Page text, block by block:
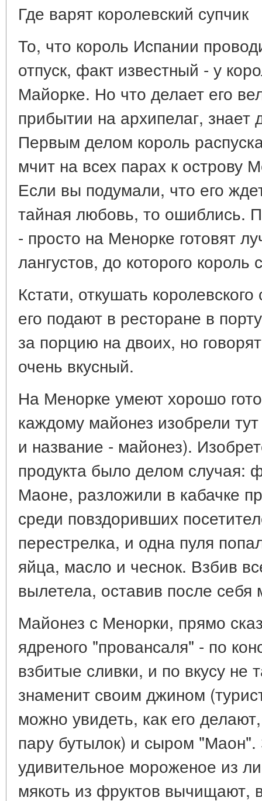
Где варят королевский супчик
То, что король Испании
отпуск, факт известный - у
Майорке. Но что делает его
прибытии на архипелаг,
Первым делом король
мчит на всех парах к острову
Если вы подумали, что его
тайная любовь, то ошиблись.
- просто на Менорке готовят
лангустов, до которого король
Кстати, откушать
его подают в ресторане в
за порцию на двоих, но
очень вкусный.
На Менорке умеют хорошо
каждому майонез изобрели
и название - майонез).
продукта было делом случая:
Маоне, разложили в кабачке
среди повздоривших
перестрелка, и одна пуля
яйца, масло и чеснок. Взбив
вылетела, оставив после себя
Майонез с Менорки, прямо
ядреного "провансаля" - по
взбитые сливки, и по вкусу не
знаменит своим джином
можно увидеть, как его
пару бутылок) и сыром "Маон".
удивительное мороженое из
мякоть из фруктов вычищают,